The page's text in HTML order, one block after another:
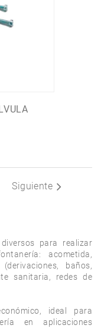
Siguiente
para realizar
acometida,
baños,
sanitaria, redes de
ideal para
en aplicaciones